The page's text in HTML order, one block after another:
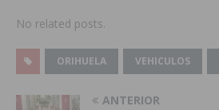
No related posts.
ORIHUELA VEHICULOS
ANTERIOR